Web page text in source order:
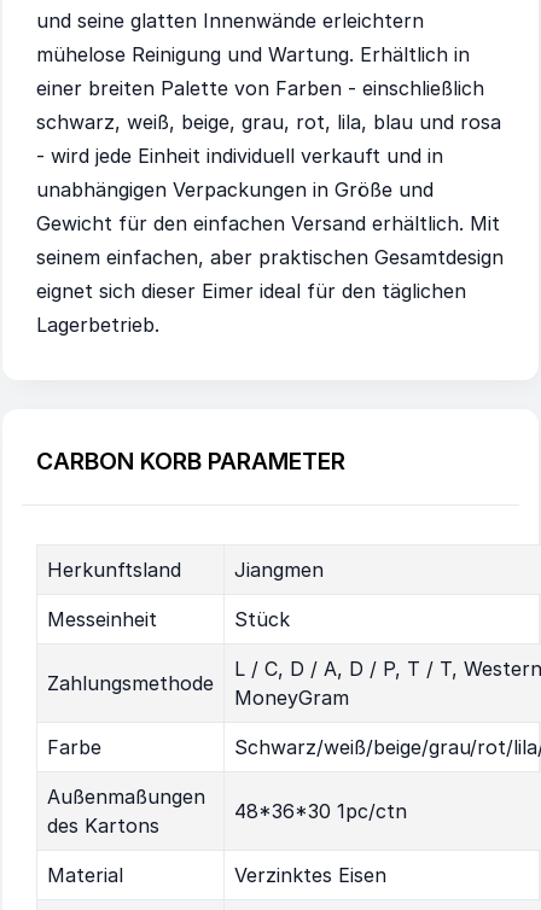
und seine glatten Innenwände erleichtern
mühelose Reinigung und Wartung. Erhältlich in
einer breiten Palette von Farben - einschließlich
schwarz, weiß, beige, grau, rot, lila, blau und rosa
- wird jede Einheit individuell verkauft und in
unabhängigen Verpackungen in Größe und
Gewicht für den einfachen Versand erhältlich. Mit
seinem einfachen, aber praktischen Gesamtdesign
eignet sich dieser Eimer ideal für den täglichen
Lagerbetrieb.
CARBON KORB PARAMETER
Herkunftsland Jiangmen
Messeinheit Stück
Zahlungsmethode
L / C, D / A, D / P, T / T,
MoneyGram
Farbe Schwarz/weiß/beige/grau/rot/
Außenmaßungen
des Kartons
48*36*30 1pc/ctn
Material Verzinktes Eisen